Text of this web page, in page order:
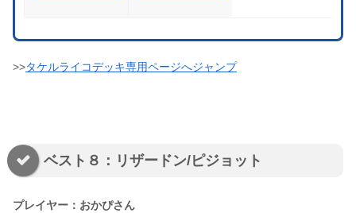
>>タケルライコデッキ専用ページへジャンプ
ベスト８：リザードン/ピジョット
プレイヤー：おかぴさん